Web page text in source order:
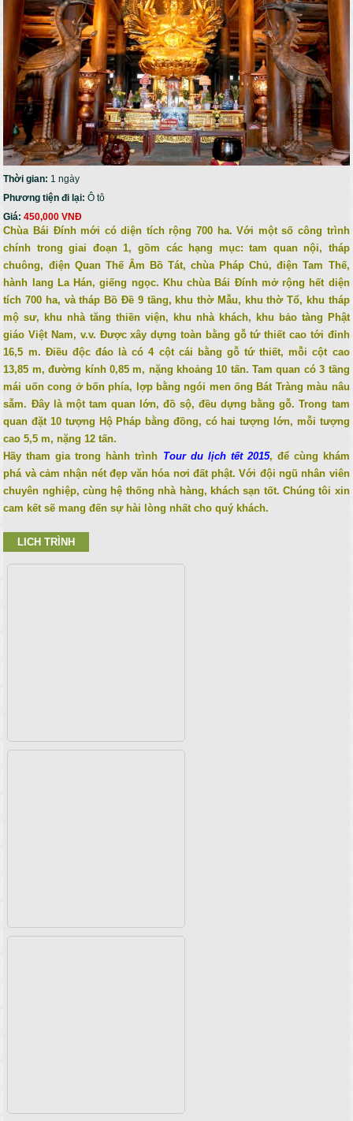
Thời gian: 1 ngày
Phương tiện đi lại:Ô tô
Giá:450,000 VNĐ
Chùa Bái Đính mới có diện tích rộng 700 ha. Với một số công trình
chính trong giai đoạn 1, gồm các hạng mục: tam quan nội, tháp
chuông, điện Quan Thế Âm Bồ Tát, chùa Pháp Chủ, điện Tam Thế,
hành lang La Hán, giếng ngọc. Khu chùa Bái Đính mở rộng hết diện
tích 700 ha, và tháp Bồ Đề 9 tầng, khu thờ Mẫu, khu thờ Tổ, khu tháp
mộ sư, khu nhà tăng thiền viện, khu nhà khách, khu bảo tàng Phật
giáo Việt Nam, v.v. Được xây dựng toàn bằng gỗ tứ thiết cao tới đỉnh
16,5 m. Điều độc đáo là có 4 cột cái bằng gỗ tứ thiết, mỗi cột cao
13,85 m, đường kính 0,85 m, nặng khoảng 10 tấn. Tam quan có 3 tầng
mái uốn cong ở bốn phía, lợp bằng ngói men ống Bát Tràng màu nâu
sẫm. Đây là một tam quan lớn, đồ sộ, đều dựng bằng gỗ. Trong tam
quan đặt 10 tượng Hộ Pháp bằng đồng, có hai tượng lớn, mỗi tượng
cao 5,5 m, nặng 12 tấn.
Hãy tham gia trong hành trình Tour du lịch tết 2015, để cùng khám
phá và cảm nhận nét đẹp văn hóa nơi đất phật. Với đội ngũ nhân viên
chuyên nghiệp, cùng hệ thống nhà hàng, khách sạn tốt. Chúng tôi xin
cam kết sẽ mang đến sự hài lòng nhất cho quý khách.
LICH TRÌNH